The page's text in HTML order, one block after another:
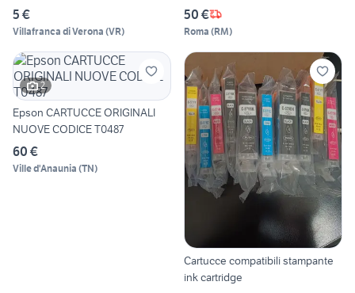
5 €
Villafranca di Verona (VR)
50 €
Roma (RM)
2
Epson CARTUCCE ORIGINALI
NUOVE CODICE T0487
60 €
Ville d'Anaunia (TN)
Cartucce compatibili stampante
ink cartridge